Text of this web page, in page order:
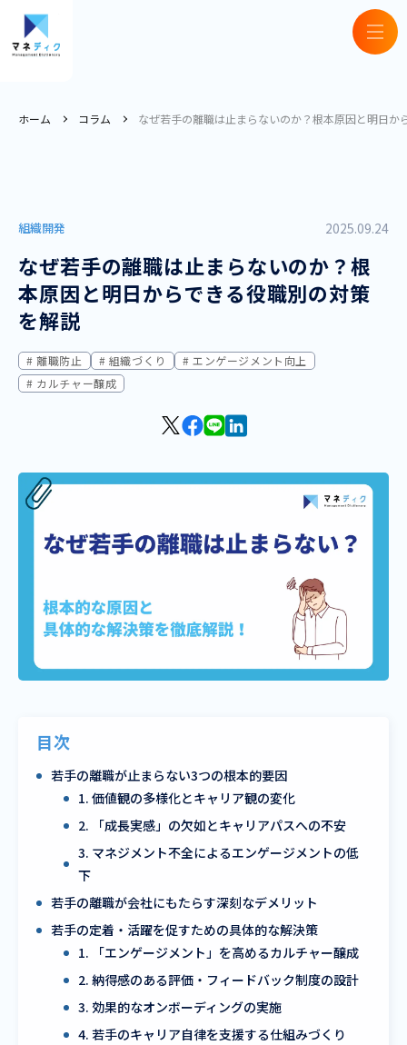
ホーム コラム なぜ若手の離職は止まらないのか？根本原因と明日か
組織開発 2025.09.24
なぜ若手の離職は止まらないのか？根
本原因と明日からできる役職別の対策
を解説
離職防止 組織づくり
エンゲージメント向上
カルチャー醸成
目次
若手の離職が止まらない3つの根本的要因
1. 価値観の多様化とキャリア観の変化
2. 「成長実感」の欠如とキャリアパスへの不安
3. マネジメント不全によるエンゲージメントの低
下
若手の離職が会社にもたらす深刻なデメリット
若手の定着・活躍を促すための具体的な解決策
1. 「エンゲージメント」を高めるカルチャー醸成
2. 納得感のある評価・フィードバック制度の設計
3. 効果的なオンボーディングの実施
4. 若手のキャリア自律を支援する仕組みづくり